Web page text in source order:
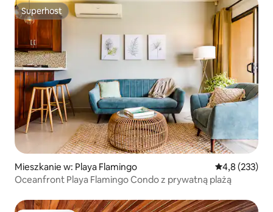
Superhost
Superhost
Mieszkanie w: Playa Flamingo Średnia
4,8 (233)
Oceanfront Playa Flamingo Condo z prywatną plażą